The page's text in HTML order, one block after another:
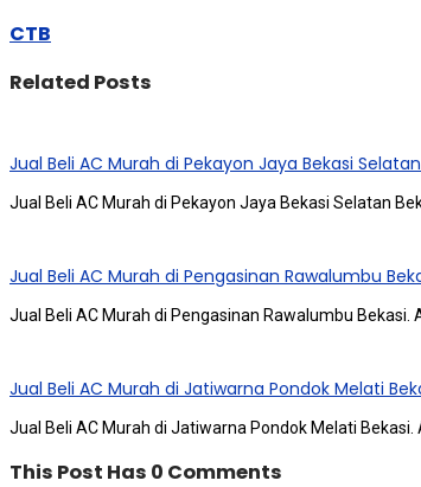
CTB
Related Posts
Jual Beli AC Murah di Pekayon Jaya Bekasi
Jual Beli AC Murah di Pekayon Jaya Bekasi Selatan
Jual Beli AC Murah di Pengasinan Rawalumbu
Jual Beli AC Murah di Pengasinan Rawalumbu
Jual Beli AC Murah di Jatiwarna Pondok Melati
Jual Beli AC Murah di Jatiwarna Pondok Melati
This Post Has 0 Comments